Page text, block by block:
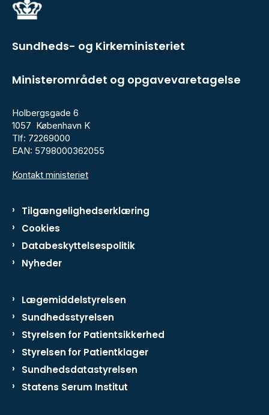
Sundheds- og Kirkeministeriet
Ministerområdet og opgavevaretagelse
Holbergsgade 6
1057 København K
Tlf: 72269000
EAN: 5798000362055
Kontakt ministeriet
Tilgængelighedserklæring
Cookies
Databeskyttelsespolitik
Nyheder
Lægemiddelstyrelsen
Sundhedsstyrelsen
Styrelsen for Patientsikkerhed
Styrelsen for Patientklager
Sundhedsdatastyrelsen
Statens Serum Institut